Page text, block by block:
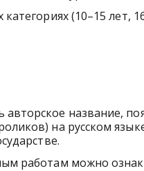
(10–15 лет,
название,
на русском
работам можно